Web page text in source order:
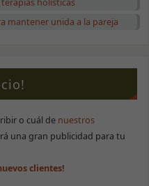
holísticas
mantener unida a la pareja
o cuál de nuestros
una gran publicidad para tu
clientes!
rechazas estas
cookies,
Al compartir tus
intereses y
nuestro sitio,